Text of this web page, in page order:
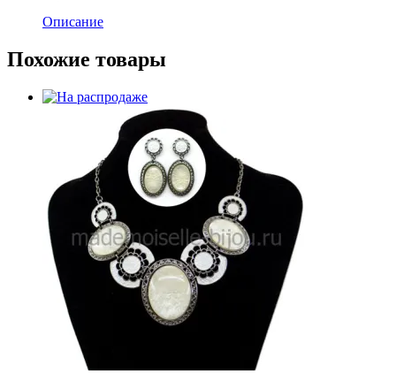
Описание
Похожие товары